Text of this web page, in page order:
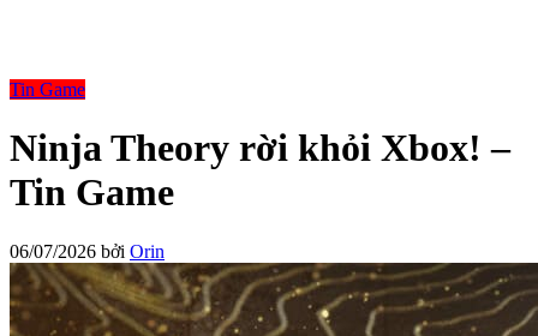
Tin Game
Ninja Theory rời khỏi Xbox! –
Tin Game
06/07/2026 bởi Orin